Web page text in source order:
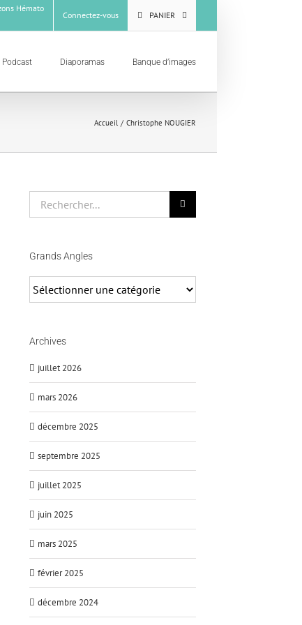
Hémato
Connectez-vous PANIER
Podcast Diaporamas Banque d’images
Accueil Christophe NOUGIER
Grands Angles
Angles
Archives
juillet 2026
mars 2026
décembre 2025
septembre 2025
juillet 2025
juin 2025
mars 2025
février 2025
décembre 2024